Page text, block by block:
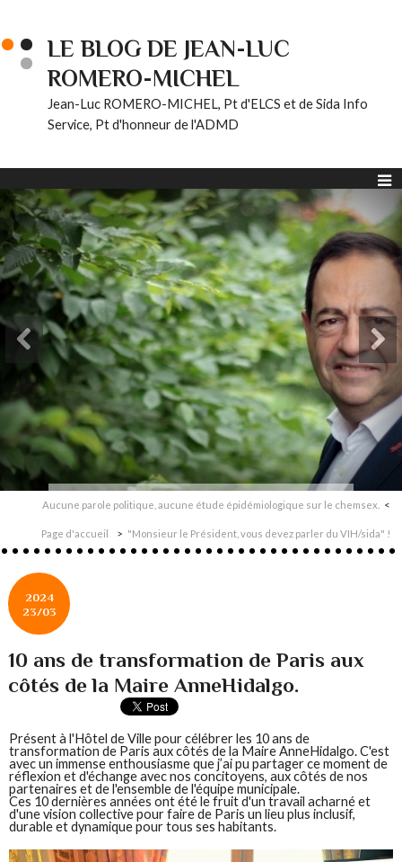
LE BLOG DE JEAN-LUC
ROMERO-MICHEL
Jean-Luc ROMERO-MICHEL, Pt d'ELCS et de Sida Info
Service, Pt d'honneur de l'ADMD
Aucune parole politique, aucune étude épidémiologique sur le chemsex.
Page d'accueil "Monsieur le Président, vous devez parler du VIH/sida" !
2024
23/03
10 ans de transformation de Paris aux
côtés de la Maire AnneHidalgo.
Présent à l'Hôtel de Ville pour célébrer les 10 ans de
transformation de Paris aux côtés de la Maire AnneHidalgo. C'est
avec un immense enthousiasme que j’ai pu partager ce moment de
réflexion et d'échange avec nos concitoyens, aux côtés de nos
partenaires et de l'ensemble de l'équipe municipale.
Ces 10 dernières années ont été le fruit d'un travail acharné et
d'une vision collective pour faire de Paris un lieu plus inclusif,
durable et dynamique pour tous ses habitants.